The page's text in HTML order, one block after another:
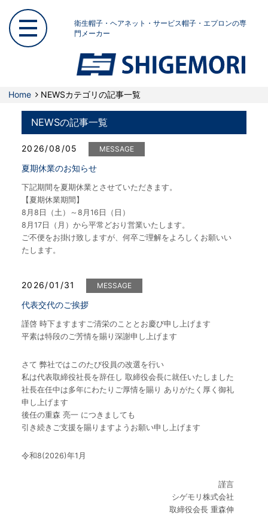
衛生帽子・ヘアネット・サービス帽子・エプロンの専
門メーカー
Home NEWSカテゴリの記事一覧
NEWSの記事一覧
2026/08/05 MESSAGE
夏期休業のお知らせ
下記期間を夏期休業とさせていただきます。
【夏期休業期間】
8月8日（土）～8月16日（日）
8月17日（月）から平常どおり営業いたします。
ご不便をお掛け致しますが、何卒ご理解をよろしくお願いい
たします。
2026/01/31 MESSAGE
代表交代のご挨拶
謹啓 時下ますますご清栄のこととお慶び申し上げます
平素は特段のご芳情を賜り深謝申し上げます
さて 弊社ではこのたび役員の改選を行い
私は代表取締役社長を辞任し 取締役会長に就任いたしました
社長在任中は多年にわたりご厚情を賜り ありがたく厚く御礼
申し上げます
後任の重森 亮一 につきましても
引き続きご支援を賜りますようお願い申し上げます
令和8(2026)年1月
謹言
シゲモリ株式会社
取締役会長 重森伸